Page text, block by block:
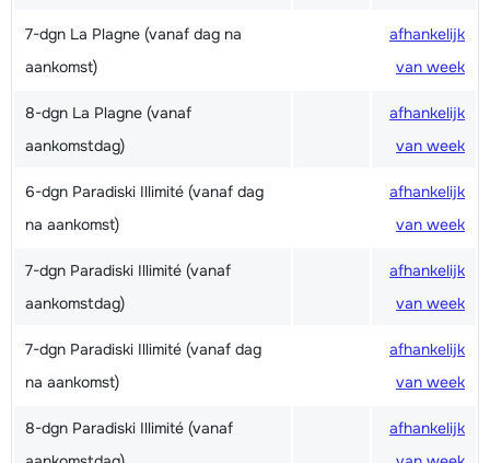
7-dgn La Plagne (vanaf dag na
aankomst)
afhankelijk
van week
8-dgn La Plagne (vanaf
aankomstdag)
afhankelijk
van week
6-dgn Paradiski Illimité (vanaf dag
na aankomst)
afhankelijk
van week
7-dgn Paradiski Illimité (vanaf
aankomstdag)
afhankelijk
van week
7-dgn Paradiski Illimité (vanaf dag
na aankomst)
afhankelijk
van week
8-dgn Paradiski Illimité (vanaf
afhankelijk